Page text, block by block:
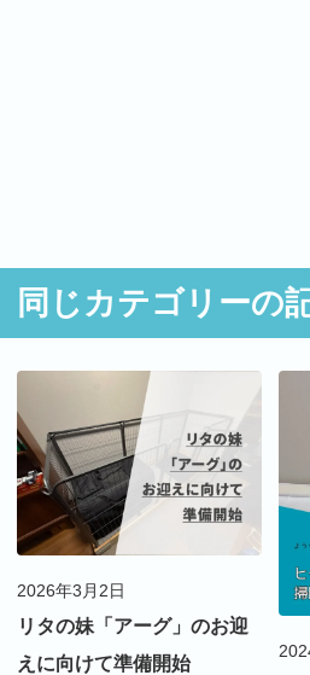
同じカテゴリーの
2026年3月2日
リタの妹「アーグ」のお迎
えに向けて準備開始